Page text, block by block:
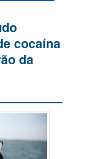
cocaína
da